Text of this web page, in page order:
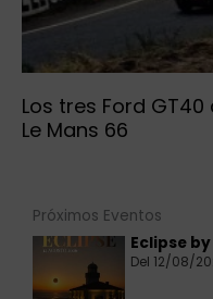
Los tres Ford
Le Mans 66
Próximos Eventos
Eclipse by
Del 12/08/